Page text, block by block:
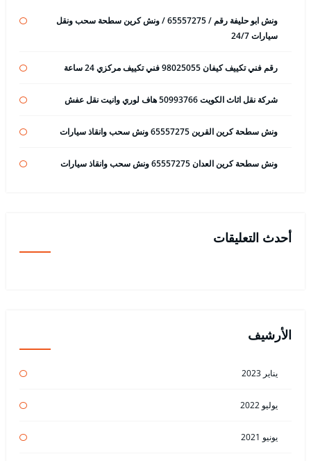
ونش ابو حليفة رقم / 65557275 / ونش كرين سطحة سحب ونقل
سيارات 24/7
رقم فني تكييف كيفان 98025055 فني تكييف مركزي 24 ساعة
شركة نقل اثاث الكويت 50993766 هاف لوري وانيت نقل عفش
ونش سطحة كرين القرين 65557275 ونش سحب وانقاذ سيارات
ونش سطحة كرين العدان 65557275 ونش سحب وانقاذ سيارات
أحدث التعليقات
الأرشيف
يناير 2023
يوليو 2022
يونيو 2021